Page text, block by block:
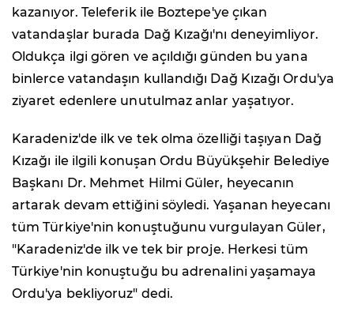
kazanıyor. Teleferik ile Boztepe'ye çıkan
vatandaşlar burada Dağ Kızağı'nı deneyimliyor.
Oldukça ilgi gören ve açıldığı günden bu yana
binlerce vatandaşın kullandığı Dağ Kızağı Ordu'ya
ziyaret edenlere unutulmaz anlar yaşatıyor.
Karadeniz'de ilk ve tek olma özelliği taşıyan Dağ
Kızağı ile ilgili konuşan Ordu Büyükşehir Belediye
Başkanı Dr. Mehmet Hilmi Güler, heyecanın
artarak devam ettiğini söyledi. Yaşanan heyecanı
tüm Türkiye'nin konuştuğunu vurgulayan Güler,
"Karadeniz'de ilk ve tek bir proje. Herkesi tüm
Türkiye'nin konuştuğu bu adrenalini yaşamaya
Ordu'ya bekliyoruz" dedi.